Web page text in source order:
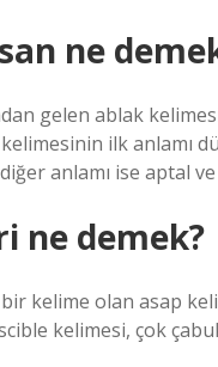
ne
gelen ablak
ilk anlamı
anlamı ise aptal
ne demek?
kelime olan asap
kelimesi, çok